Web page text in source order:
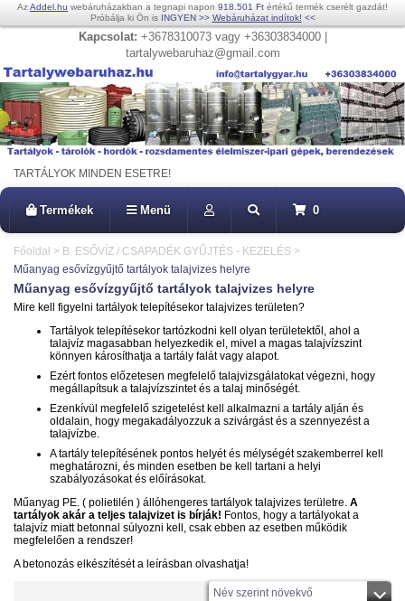
AzAddel.hu webáruházakban a tegnapi napon 918.501 Ft értékű termék cserélt gazdát!
Próbálja ki Ön is INGYEN >> Webáruházat indítok! <<
Kapcsolat: +3678310073 vagy +36303834000 |
tartalywebaruhaz@gmail.com
TARTÁLYOK MINDEN ESETRE!
Termékek Menü 0
Főoldal > B. ESŐVÍZ / CSAPADÉK GYŰJTÉS - KEZELÉS >
Műanyag esővízgyűjtő tartályok talajvizes helyre
Műanyag esővízgyűjtő tartályok talajvizes helyre
Mire kell figyelni tartályok telepítésekor talajvizes területen?
Tartályok telepítésekor tartózkodni kell olyan területektől, ahol a
talajvíz magasabban helyezkedik el, mivel a magas talajvízszint
könnyen károsíthatja a tartály falát vagy alapot.
Ezért fontos előzetesen megfelelő talajvizsgálatokat végezni, hogy
megállapítsuk a talajvízszintet és a talaj minőségét.
Ezenkívül megfelelő szigetelést kell alkalmazni a tartály alján és
oldalain, hogy megakadályozzuk a szivárgást és a szennyezést a
talajvízbe.
A tartály telepítésének pontos helyét és mélységét szakemberrel kell
meghatározni, és minden esetben be kell tartani a helyi
szabályozásokat és előírásokat.
Műanyag PE. ( polietilén ) állóhengeres tartályok talajvizes területre. A
tartályok akár a teljes talajvizet is bírják! Fontos, hogy a tartályokat a
talajvíz miatt betonnal súlyozni kell, csak ebben az esetben működik
megfelelően a rendszer!
A betonozás elkészítését a leírásban olvashatja!
Név szerint növekvő